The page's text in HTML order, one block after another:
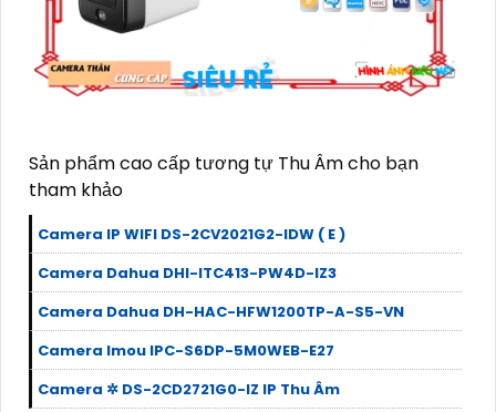
Sản phẩm cao cấp tương tự Thu Âm cho bạn
tham khảo
Camera IP WIFI DS-2CV2021G2-IDW ( E )
Camera Dahua DHI-ITC413-PW4D-IZ3
Camera Dahua DH-HAC-HFW1200TP-A-S5-VN
Camera Imou IPC-S6DP-5M0WEB-E27
Camera ✲ DS-2CD2721G0-IZ IP Thu Âm